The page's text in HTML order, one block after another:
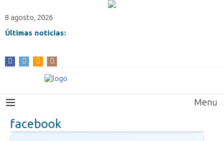
8 agosto, 2026
Últimas noticias:
Menu
facebook